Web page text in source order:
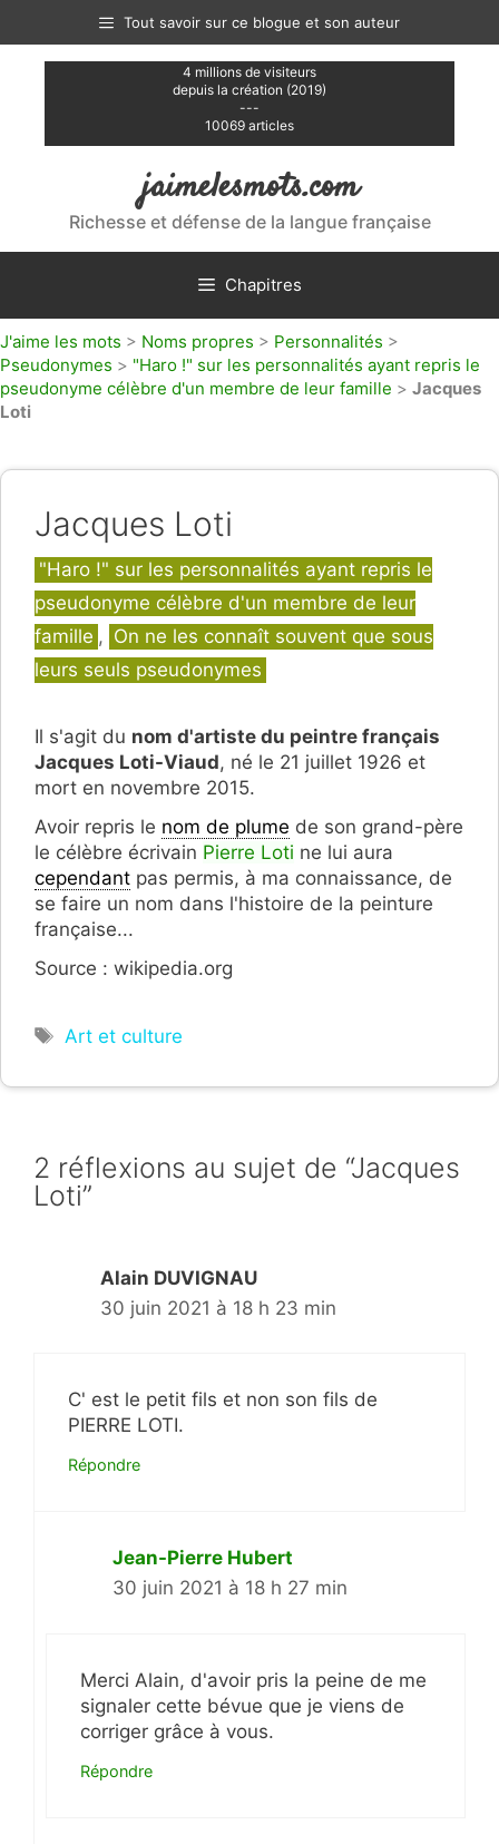
contenu
Tout savoir sur ce blogue et son auteur
4 millions de visiteurs
depuis la création (2019)
---
10069 articles
jaimelesmots.com
Richesse et défense de la langue française
Chapitres
J'aime les mots > Noms propres > Personnalités >
Pseudonymes > "Haro !" sur les personnalités ayant repris le
pseudonyme célèbre d'un membre de leur famille > Jacques
Loti
Jacques Loti
Catégories
"Haro !" sur les personnalités ayant repris le
pseudonyme célèbre d'un membre de leur
famille , On ne les connaît souvent que sous
leurs seuls pseudonymes
Il s'agit du nom d'artiste du peintre français
Jacques Loti-Viaud, né le 21 juillet 1926 et
mort en novembre 2015.
Avoir repris le nom de plume de son grand-père
le célèbre écrivain Pierre Loti ne lui aura
cependant pas permis, à ma connaissance, de
se faire un nom dans l'histoire de la peinture
française...
Source : wikipedia.org
Étiquettes
Art et culture
2 réflexions au sujet de “Jacques
Loti”
Alain DUVIGNAU
30 juin 2021 à 18 h 23 min
C' est le petit fils et non son fils de
PIERRE LOTI.
Répondre
Jean-Pierre Hubert
30 juin 2021 à 18 h 27 min
Merci Alain, d'avoir pris la peine de me
signaler cette bévue que je viens de
corriger grâce à vous.
Répondre